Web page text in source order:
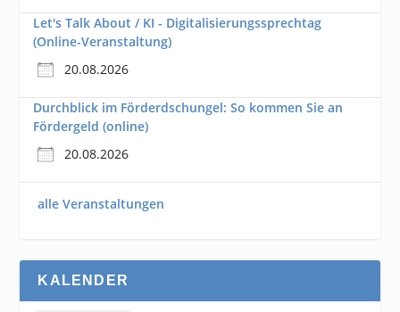
Let's Talk About / KI - Digitalisierungssprechtag
(Online-Veranstaltung)
20.08.2026
Durchblick im Förderdschungel: So kommen Sie an
Fördergeld (online)
20.08.2026
alle Veranstaltungen
KALENDER